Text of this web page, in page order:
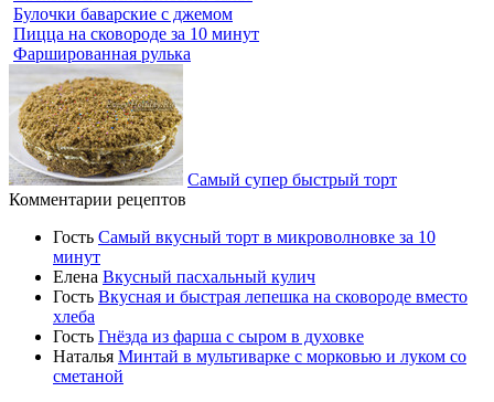
Булочки баварские с джемом
Пицца на сковороде за 10 минут
Фаршированная рулька
Самый супер быстрый торт
Комментарии рецептов
Гость Самый вкусный торт в микроволновке за 10
минут
Елена Вкусный пасхальный кулич
Гость Вкусная и быстрая лепешка на сковороде вместо
хлеба
Гость Гнёзда из фарша с сыром в духовке
Наталья Минтай в мультиварке с морковью и луком со
сметаной